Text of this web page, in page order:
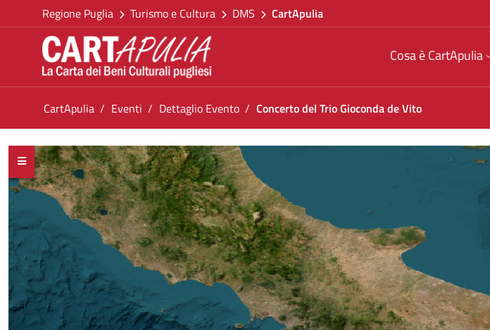
Salta al contenuto
Torna alla homepage
Vai al menu di navigazione
Vai ai contenuti
Vai al footer
Regione Puglia Turismo e Cultura DMS CartApulia
Cosa è CartApulia
Ti trovi in:
CartApulia Eventi Dettaglio Evento Concerto del Trio Gioconda de Vito
Concerto del Trio Gioconda de Vito